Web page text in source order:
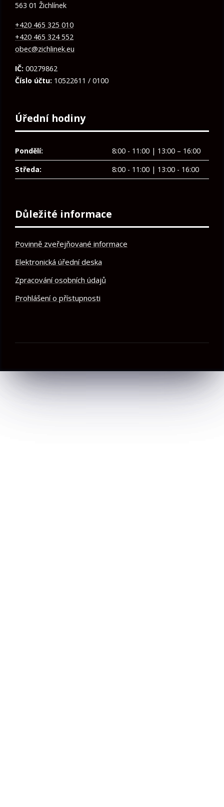
563 01 Žichlínek
+420 465 325 010
+420 465 324 552
obec@zichlinek.eu
IČ: 00279862
Číslo účtu: 10522611 / 0100
Úřední hodiny
Pondělí:
8:00 - 11:00 | 13:00 – 16:00
Středa:
8:00 - 11:00 | 13:00 - 16:00
Důležité informace
Povinně zveřejňované informace
Elektronická úřední deska
Zpracování osobních údajů
Prohlášení o přístupnosti